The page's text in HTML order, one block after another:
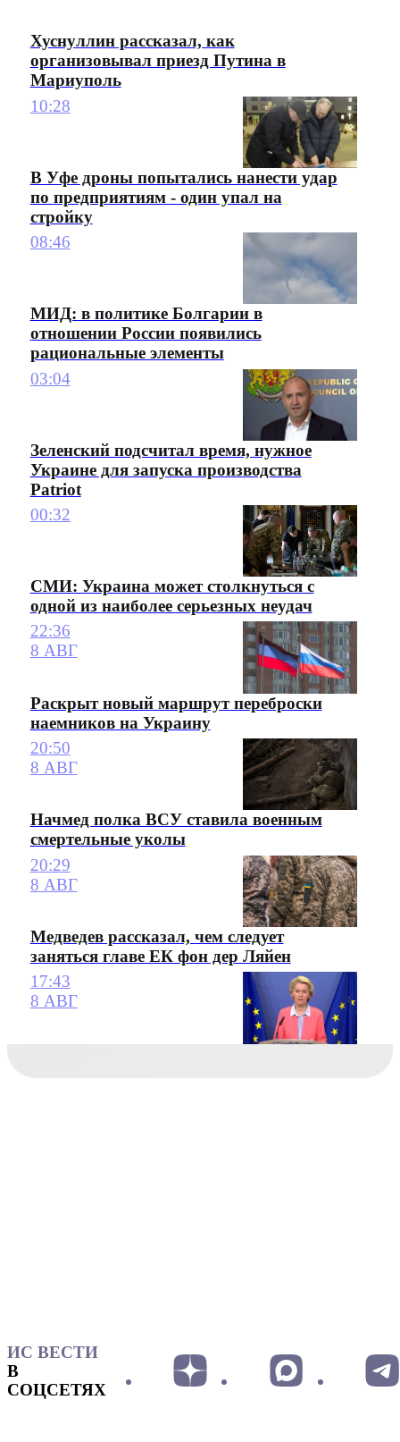
Хуснуллин рассказал, как
организовывал приезд Путина в
Мариуполь
10:28
В Уфе дроны попытались нанести удар
по предприятиям - один упал на
стройку
08:46
МИД: в политике Болгарии в
отношении России появились
рациональные элементы
03:04
Зеленский подсчитал время, нужное
Украине для запуска производства
Patriot
00:32
СМИ: Украина может столкнуться с
одной из наиболее серьезных неудач
22:36
8 АВГ
Раскрыт новый маршрут переброски
наемников на Украину
20:50
8 АВГ
Начмед полка ВСУ ставила военным
смертельные уколы
20:29
8 АВГ
Медведев рассказал, чем следует
заняться главе ЕК фон дер Ляйен
17:43
8 АВГ
ИС ВЕСТИ
В
СОЦСЕТЯХ